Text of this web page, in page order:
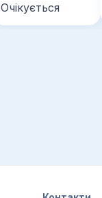
Очікується